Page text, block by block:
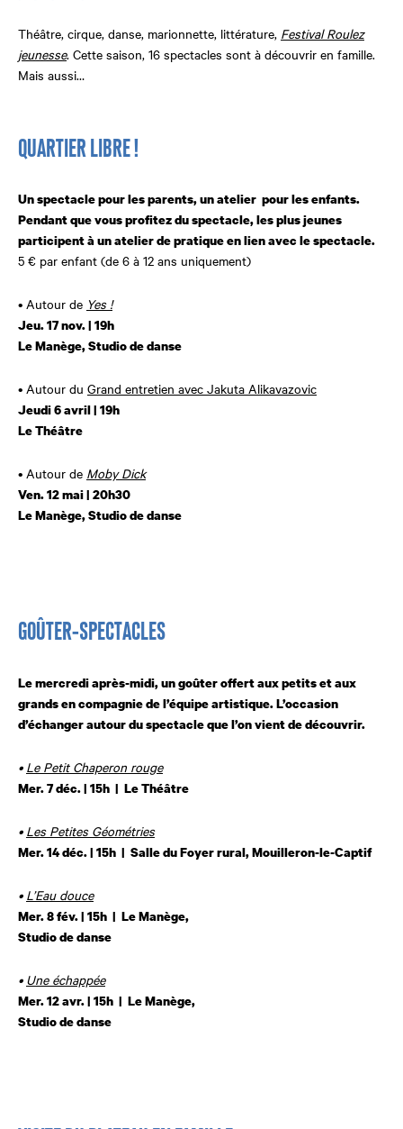
Théâtre, cirque, danse, marionnette, littérature, Festival Roulez
jeunesse. Cette saison, 16 spectacles sont à découvrir en famille.
Mais aussi…
QUARTIER LIBRE !
Un spectacle pour les parents, un atelier pour les enfants.
Pendant que vous profitez du spectacle, les plus jeunes
participent à un atelier de pratique en lien avec le spectacle.
5 € par enfant (de 6 à 12 ans uniquement)
• Autour de Yes !
Jeu. 17 nov. | 19h
Le Manège, Studio de danse
• Autour du Grand entretien avec Jakuta Alikavazovic
Jeudi 6 avril | 19h
Le Théâtre
• Autour de Moby Dick
Ven. 12 mai | 20h30
Le Manège, Studio de danse
GOÛTER-SPECTACLES
Le mercredi après-midi, un goûter offert aux petits et aux
grands en compagnie de l’équipe artistique. L’occasion
d’échanger autour du spectacle que l’on vient de découvrir.
• Le Petit Chaperon rouge
Mer. 7 déc. | 15h | Le Théâtre
• Les Petites Géométries
Mer. 14 déc. | 15h | Salle du Foyer rural, Mouilleron-le-Captif
• L’Eau douce
Mer. 8 fév. | 15h | Le Manège,
Studio de danse
• Une échappée
Mer. 12 avr. | 15h | Le Manège,
Studio de danse